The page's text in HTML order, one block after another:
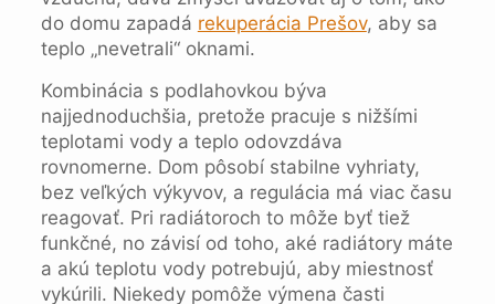
do domu zapadá rekuperácia Prešov, aby sa
teplo „nevetrali“ oknami.
Kombinácia s podlahovkou býva
najjednoduchšia, pretože pracuje s nižšími
teplotami vody a teplo odovzdáva
rovnomerne. Dom pôsobí stabilne vyhriaty,
bez veľkých výkyvov, a regulácia má viac času
reagovať. Pri radiátoroch to môže byť tiež
funkčné, no závisí od toho, aké radiátory máte
a akú teplotu vody potrebujú, aby miestnosť
vykúrili. Niekedy pomôže výmena časti